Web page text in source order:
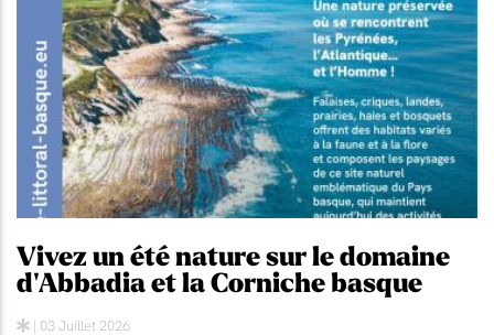
Vivez un été nature sur le domaine
d'Abbadia et la Corniche basque
| 03 Juillet 2026